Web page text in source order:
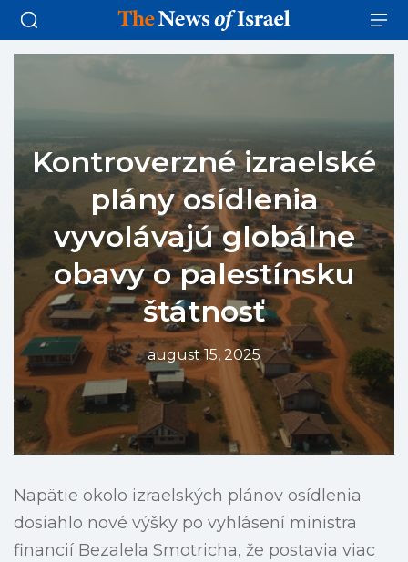
Kontroverzné izraelské
plány osídlenia
vyvolávajú globálne
obavy o palestínsku
štátnosť
august 15, 2025
Napätie okolo izraelských plánov osídlenia
dosiahlo nové výšky po vyhlásení ministra
financií Bezalela Smotricha, že postavia viac